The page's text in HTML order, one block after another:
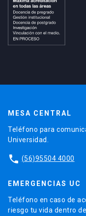
MESA CENTRAL
Teléfono para
Universidad.
phone (56)95504 4000
EMERGENCIAS UC
Teléfono en caso de
riesgo tu vida dentro